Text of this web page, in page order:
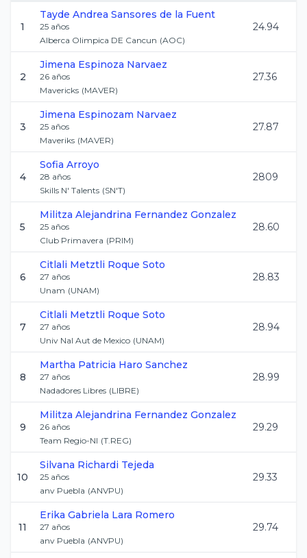
1
Tayde Andrea Sansores de la Fuent
25 años
Alberca Olimpica DE Cancun (AOC)
24.94
2
Jimena Espinoza Narvaez
26 años
Mavericks (MAVER)
27.36
3
Jimena Espinozam Narvaez
25 años
Maveriks (MAVER)
27.87
4
Sofia Arroyo
28 años
Skills N' Talents (SN'T)
2809
5
Militza Alejandrina Fernandez Gonzalez
25 años
Club Primavera (PRIM)
28.60
6
Citlali Metztli Roque Soto
27 años
Unam (UNAM)
28.83
7
Citlali Metztli Roque Soto
27 años
Univ Nal Aut de Mexico (UNAM)
28.94
8
Martha Patricia Haro Sanchez
27 años
Nadadores Libres (LIBRE)
28.99
9
Militza Alejandrina Fernandez Gonzalez
26 años
Team Regio-Nl (T.REG)
29.29
10
Silvana Richardi Tejeda
25 años
anv Puebla (ANVPU)
29.33
11
Erika Gabriela Lara Romero
27 años
anv Puebla (ANVPU)
29.74